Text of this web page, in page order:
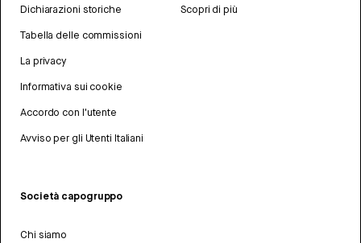
Dichiarazioni storiche
Tabella delle commissioni
La privacy
Informativa sui cookie
Accordo con l'utente
Avviso per gli Utenti Italiani
Scopri di più
Società capogruppo
Chi siamo